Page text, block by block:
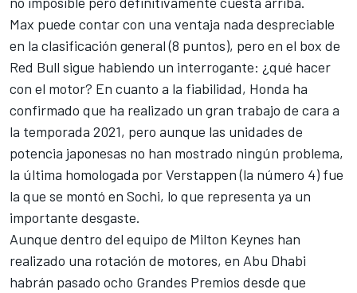
Max puede contar con una ventaja nada despreciable
en la clasificación general (8 puntos), pero en el box de
Red Bull sigue habiendo un interrogante: ¿qué hacer
con el motor? En cuanto a la fiabilidad, Honda ha
confirmado que ha realizado un gran trabajo de cara a
la temporada 2021, pero aunque las unidades de
potencia japonesas no han mostrado ningún problema,
la última homologada por Verstappen (la número 4) fue
la que se montó en Sochi, lo que representa ya un
importante desgaste.
Aunque dentro del equipo de Milton Keynes han
realizado una rotación de motores, en Abu Dhabi
habrán pasado ocho Grandes Premios desde que